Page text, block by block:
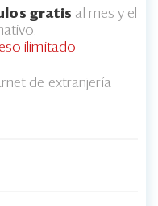
gratis al mes y el
ilimitado
de extranjería